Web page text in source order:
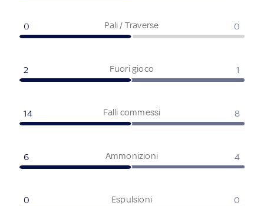
Pali / Traverse
0 0
Fuori gioco
2 1
Falli commessi
14 8
Ammonizioni
6 4
Espulsioni
0 0